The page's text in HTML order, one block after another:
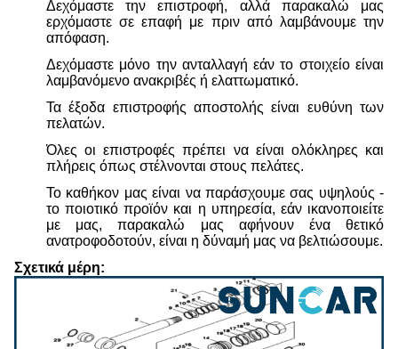
Δεχόμαστε την επιστροφή, αλλά παρακαλώ μας
ερχόμαστε σε επαφή με πριν από λαμβάνουμε την
απόφαση.
Δεχόμαστε μόνο την ανταλλαγή εάν το στοιχείο είναι
λαμβανόμενο ανακριβές ή ελαττωματικό.
Τα έξοδα επιστροφής αποστολής είναι ευθύνη των
πελατών.
Όλες οι επιστροφές πρέπει να είναι ολόκληρες και
πλήρεις όπως στέλνονται στους πελάτες.
Το καθήκον μας είναι να παράσχουμε σας υψηλούς -
το ποιοτικό προϊόν και η υπηρεσία, εάν ικανοποιείτε
με μας, παρακαλώ μας αφήνουν ένα θετικό
ανατροφοδοτούν, είναι η δύναμή μας να βελτιώσουμε.
Σχετικά μέρη: